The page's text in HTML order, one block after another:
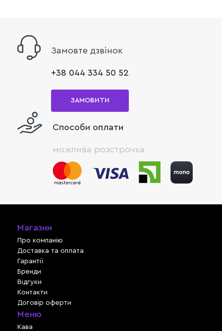
Замовте дзвінок
+38 044 334 50 52
ЗАМОВИТИ
Способи оплати
можлива розстрочка
Магазин
Про компанію
Доставка та оплата
Гарантії
Бренди
Відгуки
Контакти
Договір оферти
Меню
Кава